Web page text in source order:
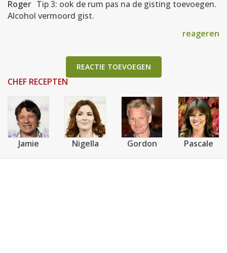
Roger Tip 3: ook de rum pas na de gisting toevoegen.
Alcohol vermoord gist.
reageren
REACTIE TOEVOEGEN
CHEF RECEPTEN
Jamie Nigella Gordon Pascale